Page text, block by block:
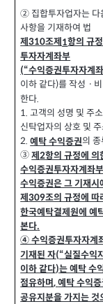
② 집합투자업자는 다
사항을 기재하여 법
제310조제 1항의 규
투자자계좌부
(“수익증권투자자계
이하 같다)를 작성ㆍ
한다.
1.고객의 성명 및 주소
신탁업자의 상호 및
2.예탁 수익증권의
③제2항의 규정에 의
수익증권투자자계좌
수익증권은 그 기재시
제309조의 규정에 따
한국예탁결제원에 예
본다.
④ 수익증권투자자계
기재된 자(“실질수익
이하 같다)는 예탁 수
점유하며,예탁 수익
공유지분을 가지는 것